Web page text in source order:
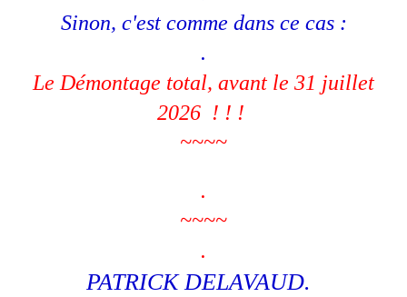
Sinon, c'est comme dans ce cas :
.
Le Démontage total, avant le 31 juillet
2026 ! ! !
~~~~
.
~~~~
.
PATRICK DELAVAUD.